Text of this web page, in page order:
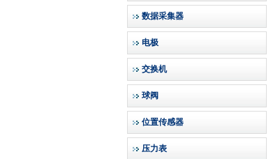
数据采集器
电极
交换机
球阀
位置传感器
压力表